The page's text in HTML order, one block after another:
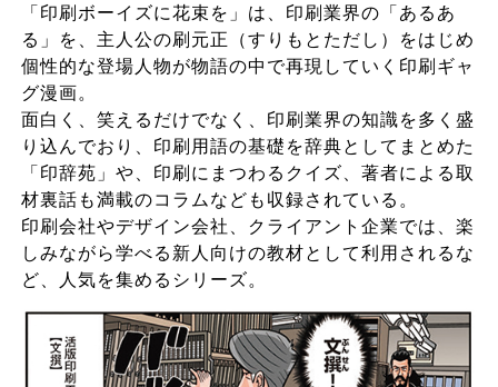
「印刷ボーイズに花束を」は、印刷業界の「あるあ
る」を、主人公の刷元正（すりもとただし）をはじめ
個性的な登場人物が物語の中で再現していく印刷ギャ
グ漫画。
面白く、笑えるだけでなく、印刷業界の知識を多く盛
り込んでおり、印刷用語の基礎を辞典としてまとめた
「印辞苑」や、印刷にまつわるクイズ、著者による取
材裏話も満載のコラムなども収録されている。
印刷会社やデザイン会社、クライアント企業では、楽
しみながら学べる新人向けの教材として利用されるな
ど、人気を集めるシリーズ。